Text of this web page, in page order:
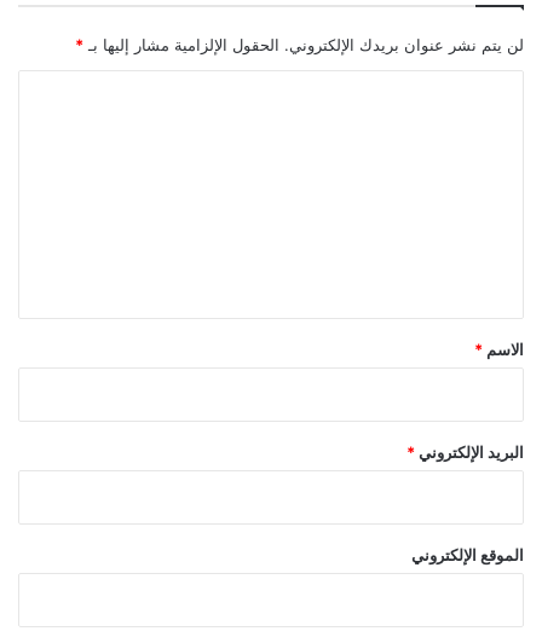
لن يتم نشر عنوان بريدك الإلكتروني. الحقول الإلزامية مشار إليها بـ *
*
الاسم *
البريد الإلكتروني *
الموقع الإلكتروني